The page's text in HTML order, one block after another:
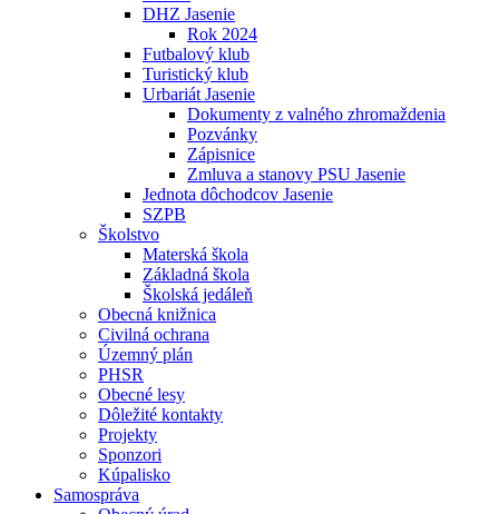
DHZ Jasenie
Rok 2024
Futbalový klub
Turistický klub
Urbariát Jasenie
Dokumenty z valného zhromaždenia
Pozvánky
Zápisnice
Zmluva a stanovy PSU Jasenie
Jednota dôchodcov Jasenie
SZPB
Školstvo
Materská škola
Základná škola
Školská jedáleň
Obecná knižnica
Civilná ochrana
Územný plán
PHSR
Obecné lesy
Dôležité kontakty
Projekty
Sponzori
Kúpalisko
Samospráva